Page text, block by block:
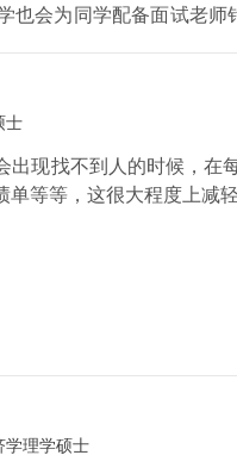
也会为同学配备面试老
offer后指南者留学也提
安心出国留学的一大助力
士
现找不到人的时候，
等等，这很大程度上减
学理学硕士